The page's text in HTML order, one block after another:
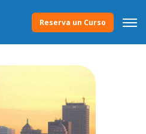
Reserva un Curso